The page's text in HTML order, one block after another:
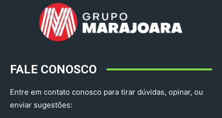
FALE CONOSCO
Entre em contato conosco para tirar dúvidas, opinar, ou
enviar sugestões: